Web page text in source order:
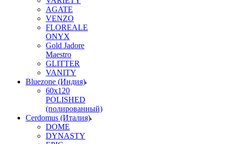
AGATE
VENZO
FLOREALE
ONYX
Gold Jadore
Maestro
GLITTER
VANITY
Bluezone (Индия)
60х120
POLISHED
(полированный)
Cerdomus (Италия)
DOME
DYNASTY